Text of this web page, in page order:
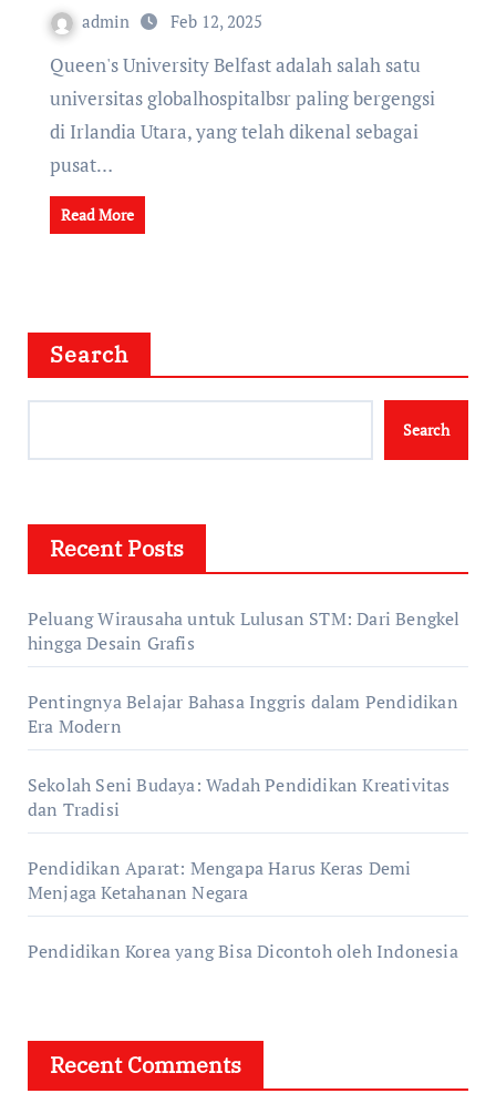
admin Feb 12, 2025
Queen's University Belfast adalah salah satu
universitas globalhospitalbsr paling bergengsi
di Irlandia Utara, yang telah dikenal sebagai
pusat…
Read More
Search
Search
Recent Posts
Peluang Wirausaha untuk Lulusan STM: Dari Bengkel
hingga Desain Grafis
Pentingnya Belajar Bahasa Inggris dalam Pendidikan
Era Modern
Sekolah Seni Budaya: Wadah Pendidikan Kreativitas
dan Tradisi
Pendidikan Aparat: Mengapa Harus Keras Demi
Menjaga Ketahanan Negara
Pendidikan Korea yang Bisa Dicontoh oleh Indonesia
Recent Comments